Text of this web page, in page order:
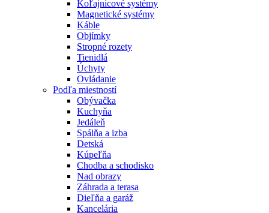
Koľajnicové systémy
Magnetické systémy
Káble
Objímky
Stropné rozety
Tienidlá
Úchyty
Ovládanie
Podľa miestností
Obývačka
Kuchyňa
Jedáleň
Spálňa a izba
Detská
Kúpeľňa
Chodba a schodisko
Nad obrazy
Záhrada a terasa
Dieľňa a garáž
Kancelária